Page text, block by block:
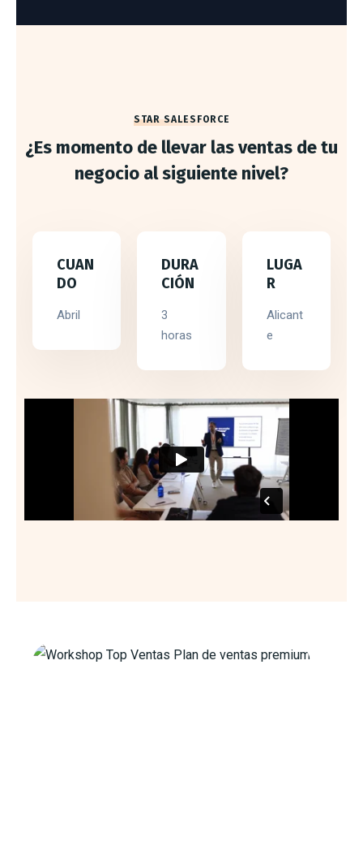
STAR SALESFORCE
¿Es momento de llevar las ventas de tu
negocio al siguiente nivel?
CUAN
DO
Abril
DURA
CIÓN
3
horas
LUGA
R
Alicant
e